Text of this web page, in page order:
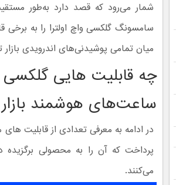
شمار می‌رود که قصد دارد به‌طور
سامسونگ گلکسی واچ اولترا را به برخی
میان تمامی پوشیدنی‌های اندرویدی بازار
چه قابلیت هایی گلکسی
ساعت‌های هوشمند بازار
در ادامه به معرفی تعدادی از قابلیت
پرداخت که آن را به محصولی برگزیده
می‌کنند.